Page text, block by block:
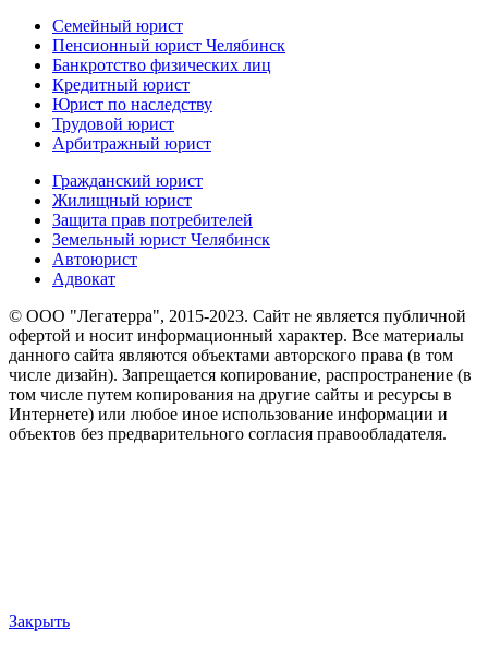
Семейный юрист
Пенсионный юрист Челябинск
Банкротство физических лиц
Кредитный юрист
Юрист по наследству
Трудовой юрист
Арбитражный юрист
Гражданский юрист
Жилищный юрист
Защита прав потребителей
Земельный юрист Челябинск
Автоюрист
Адвокат
© ООО "Легатерра", 2015-2023. Сайт не является публичной
офертой и носит информационный характер. Все материалы
данного сайта являются объектами авторского права (в том
числе дизайн). Запрещается копирование, распространение (в
том числе путем копирования на другие сайты и ресурсы в
Интернете) или любое иное использование информации и
объектов без предварительного согласия правообладателя.
Закрыть